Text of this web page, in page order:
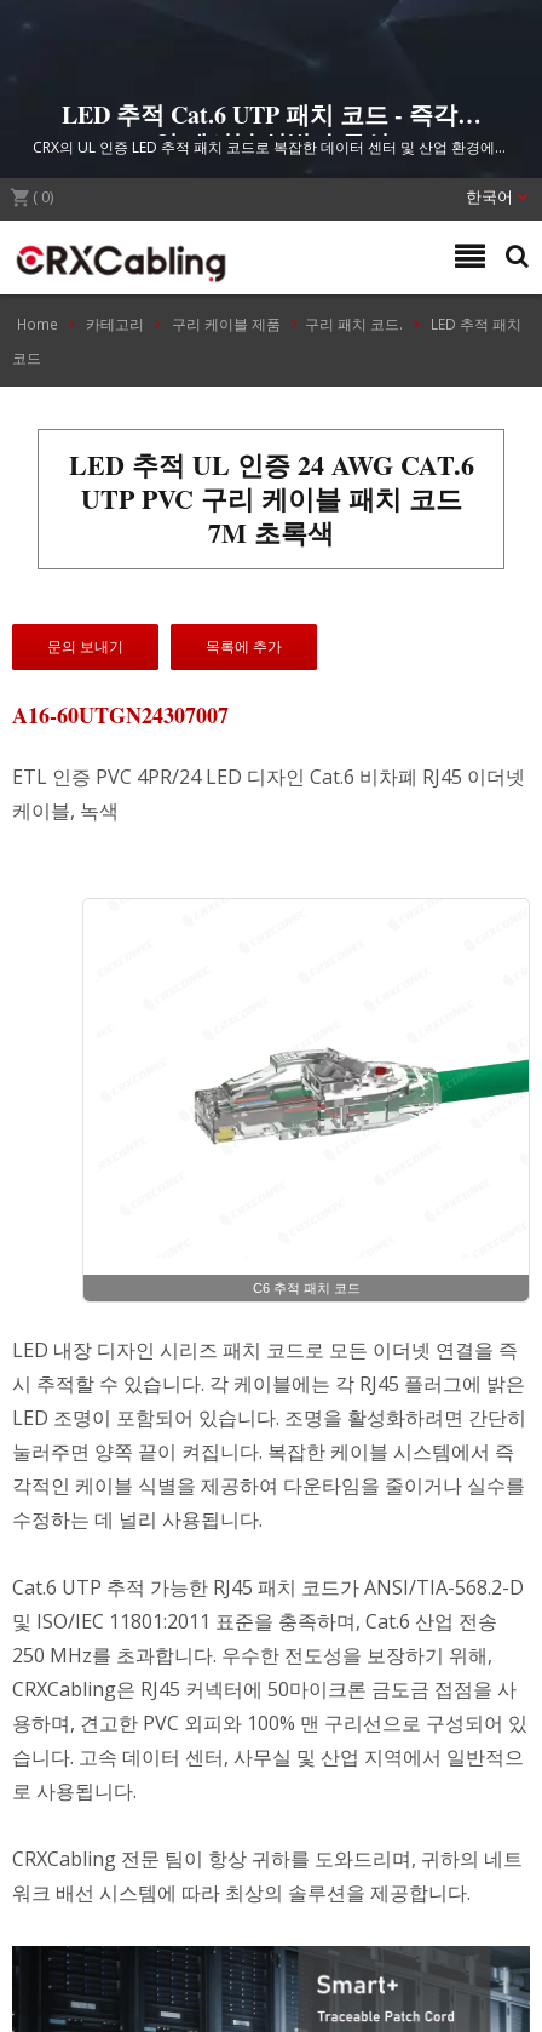
LED 추적 Cat.6 UTP 패치 코드 - 즉각적
인 케이블 식별 솔루션
CRX의 UL 인증 LED 추적 패치 코드로 복잡한 데이터 센터 및 산업 환경에서
네트워크 케이블 관리를 간소화하며, 즉각적인 식별을 위한 내장 LED 추적 기
( 0) 한국어
Home 카테고리 구리 케이블 제품 구리 패치 코드.
LED 추적 패치
코드
LED 추적 UL 인증 24 AWG CAT.6
UTP PVC 구리 케이블 패치 코드
7M 초록색
문의 보내기 목록에 추가
A16-60UTGN24307007
ETL 인증 PVC 4PR/24 LED 디자인 Cat.6 비차폐 RJ45 이더넷
케이블, 녹색
C6 추적 패치 코드
LED 내장 디자인 시리즈 패치 코드로 모든 이더넷 연결을 즉
시 추적할 수 있습니다. 각 케이블에는 각 RJ45 플러그에 밝은
LED 조명이 포함되어 있습니다. 조명을 활성화하려면 간단히
눌러주면 양쪽 끝이 켜집니다. 복잡한 케이블 시스템에서 즉
각적인 케이블 식별을 제공하여 다운타임을 줄이거나 실수를
수정하는 데 널리 사용됩니다.
Cat.6 UTP 추적 가능한 RJ45 패치 코드가 ANSI/TIA-568.2-D
및 ISO/IEC 11801:2011 표준을 충족하며, Cat.6 산업 전송
250 MHz를 초과합니다. 우수한 전도성을 보장하기 위해,
CRXCabling은 RJ45 커넥터에 50마이크론 금도금 접점을 사
용하며, 견고한 PVC 외피와 100% 맨 구리선으로 구성되어 있
습니다. 고속 데이터 센터, 사무실 및 산업 지역에서 일반적으
로 사용됩니다.
CRXCabling 전문 팀이 항상 귀하를 도와드리며, 귀하의 네트
워크 배선 시스템에 따라 최상의 솔루션을 제공합니다.